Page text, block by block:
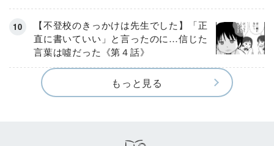
【不登校のきっかけは先生でした】「正
直に書いていい」と言ったのに…信じた
言葉は噓だった《第４話》
もっと見る